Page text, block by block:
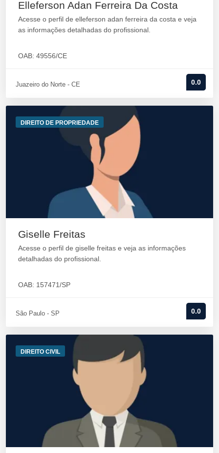
Elleferson Adan Ferreira Da Costa
Acesse o perfil de elleferson adan ferreira da costa e veja
as informações detalhadas do profissional.
OAB: 49556/CE
Juazeiro do Norte - CE 0.0
DIREITO DE PROPRIEDADE
Giselle Freitas
Acesse o perfil de giselle freitas e veja as informações
detalhadas do profissional.
OAB: 157471/SP
São Paulo - SP 0.0
DIREITO CIVIL